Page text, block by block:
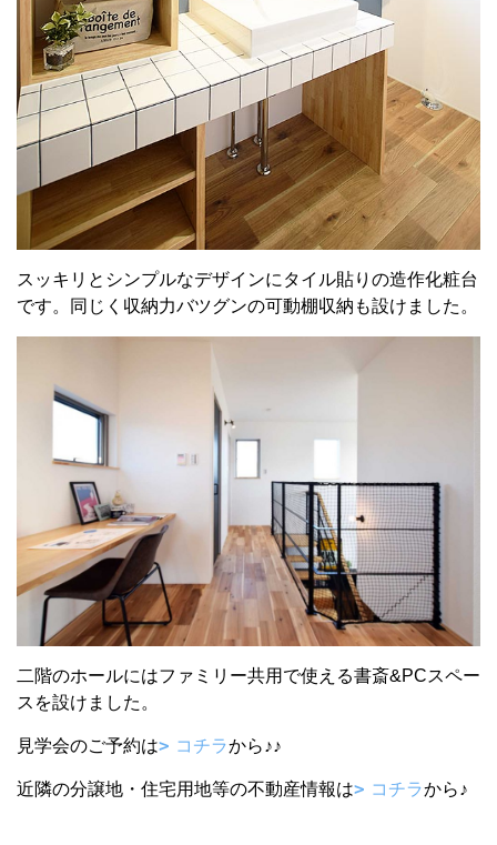
スッキリとシンプルなデザインにタイル貼りの造作化粧台
です。同じく収納力バツグンの可動棚収納も設けました。
二階のホールにはファミリー共用で使える書斎&PCスペー
スを設けました。
見学会のご予約は コチラから♪♪
近隣の分譲地・住宅用地等の不動産情報は コチラから♪